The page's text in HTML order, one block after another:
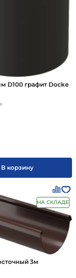
D100 графит Docke
В корзину
НА СКЛАДЕ
3м